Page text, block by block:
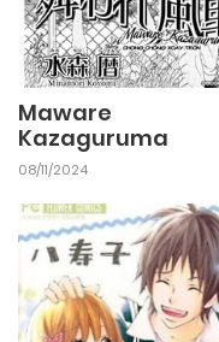
Maware
Kazaguruma
08/11/2024